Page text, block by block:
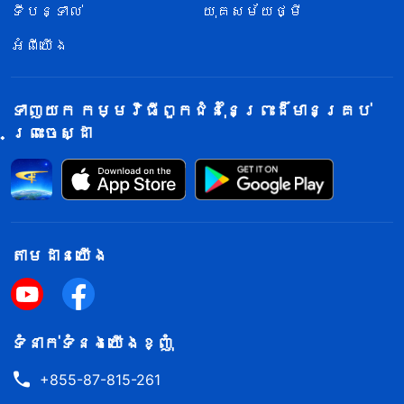
ទីបន្ទាល់
យុគសម័យថ្មី
អំពីយើង
ទាញយក កម្មវិធីពួកជំនុំនៃព្រះដ៏មានគ្រប់
ព្រះចេស្ដា
តាម​ដាន​យើង​
ទំនាក់​ទំនង​យើង​ខ្ញុំ
+855-87-815-261